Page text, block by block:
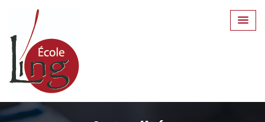
content